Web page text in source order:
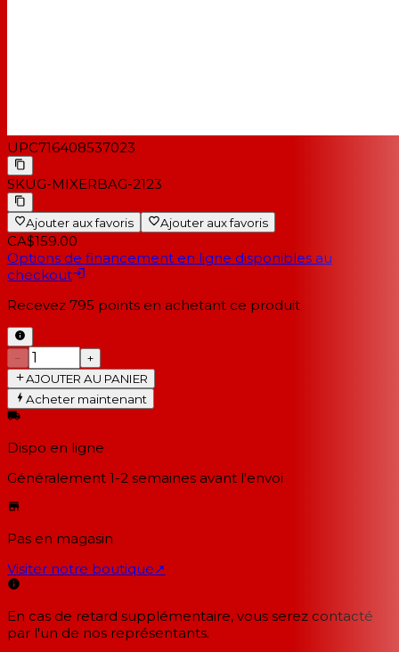
UPC716408537023
SKUG-MIXERBAG-2123
Ajouter aux favoris Ajouter aux favoris
CA$159.00
Options de financement en ligne disponibles au
checkout
Recevez 795 points en achetant ce produit
−
+
AJOUTER AU PANIER
Acheter maintenant
Dispo en ligne
Généralement 1-2 semaines avant l'envoi
Pas en magasin
Visiter notre boutique↗
En cas de retard supplémentaire, vous serez contacté
par l'un de nos représentants.